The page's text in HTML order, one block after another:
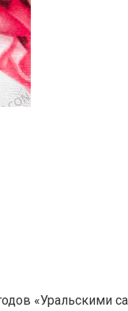
«Уральскими